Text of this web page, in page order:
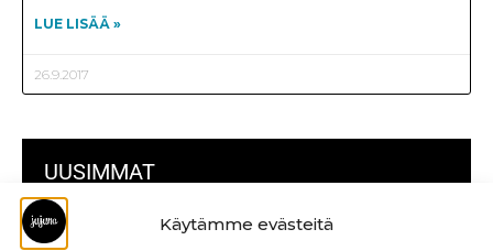
Käytämme evästeitä
UUSIMMAT
Kulmikas pussukka kaava Särmä
LUE LISÄÄ »
26.9.2017